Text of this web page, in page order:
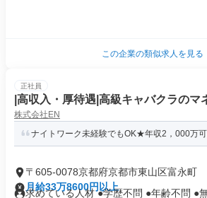
この企業の類似求人を見る
正社員
|高収入・厚待遇|高級キャバクラのマ
株式会社EN
ナイトワーク未経験でもOK★年収2，000万
〒605-0078京都府京都市東山区富永町
月給33万8600円以上
求めている人材 ●学歴不問 ●年齢不問 ●